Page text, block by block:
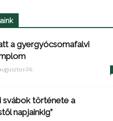
a gyergyócsomafalvi
06.
svábok története a
napjainkig”